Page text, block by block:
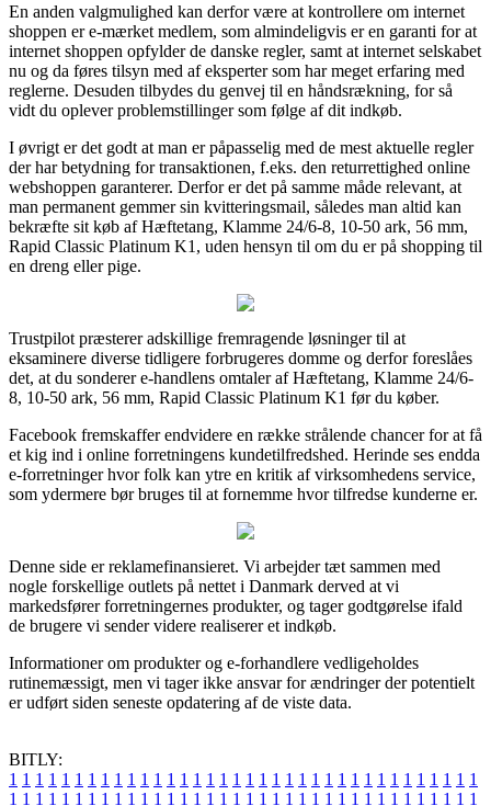
En anden valgmulighed kan derfor være at kontrollere om internet
shoppen er e-mærket medlem, som almindeligvis er en garanti for at
internet shoppen opfylder de danske regler, samt at internet selskabet
nu og da føres tilsyn med af eksperter som har meget erfaring med
reglerne. Desuden tilbydes du genvej til en håndsrækning, for så
vidt du oplever problemstillinger som følge af dit indkøb.
I øvrigt er det godt at man er påpasselig med de mest aktuelle regler
der har betydning for transaktionen, f.eks. den returrettighed online
webshoppen garanterer. Derfor er det på samme måde relevant, at
man permanent gemmer sin kvitteringsmail, således man altid kan
bekræfte sit køb af Hæftetang, Klamme 24/6-8, 10-50 ark, 56 mm,
Rapid Classic Platinum K1, uden hensyn til om du er på shopping til
en dreng eller pige.
Trustpilot præsterer adskillige fremragende løsninger til at
eksaminere diverse tidligere forbrugeres domme og derfor foreslåes
det, at du sonderer e-handlens omtaler af Hæftetang, Klamme 24/6-
8, 10-50 ark, 56 mm, Rapid Classic Platinum K1 før du køber.
Facebook fremskaffer endvidere en række strålende chancer for at få
et kig ind i online forretningens kundetilfredshed. Herinde ses endda
e-forretninger hvor folk kan ytre en kritik af virksomhedens service,
som ydermere bør bruges til at fornemme hvor tilfredse kunderne er.
Denne side er reklamefinansieret. Vi arbejder tæt sammen med
nogle forskellige outlets på nettet i Danmark derved at vi
markedsfører forretningernes produkter, og tager godtgørelse ifald
de brugere vi sender videre realiserer et indkøb.
Informationer om produkter og e-forhandlere vedligeholdes
rutinemæssigt, men vi tager ikke ansvar for ændringer der potentielt
er udført siden seneste opdatering af de viste data.
BITLY:
1 1 1 1 1 1 1 1 1 1 1 1 1 1 1 1 1 1 1 1 1 1 1 1 1 1 1 1 1 1 1 1 1 1 1 1
1 1 1 1 1 1 1 1 1 1 1 1 1 1 1 1 1 1 1 1 1 1 1 1 1 1 1 1 1 1 1 1 1 1 1 1